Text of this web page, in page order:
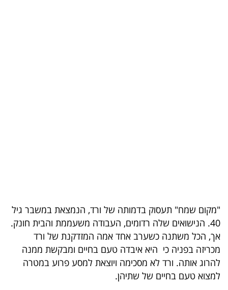
המילון
הכלכלי
פודקאסט
40
UNDER
"מקום שמח" תעסוק בדמותה של ורד, הנמצאת במשבר גיל
40. הנישואים שלה רדומים, העבודה משעממת והבית חונק.
אך, הכל משתנה כשערב אחד אמה המזדקנת של ורד
מכריזה בפניה כי היא איבדה טעם בחיים ומבקשת ממנה
להרוג אותה. ורד לא מסכימה ויוצאת למסע פרוע במטרה
למצוא טעם בחיים של שתיהן.